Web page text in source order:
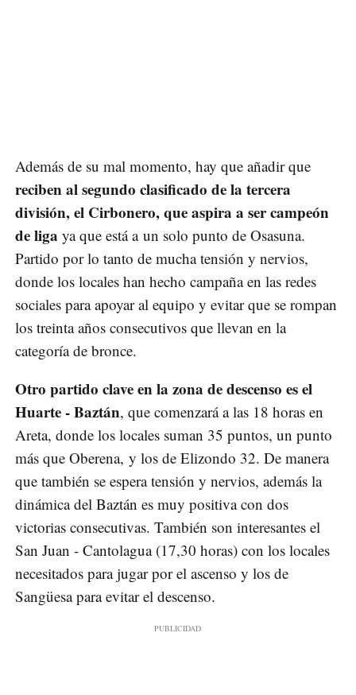
Además de su mal momento, hay que añadir que
reciben al segundo clasificado de la tercera
división, el Cirbonero, que aspira a ser campeón
de liga ya que está a un solo punto de Osasuna.
Partido por lo tanto de mucha tensión y nervios,
donde los locales han hecho campaña en las redes
sociales para apoyar al equipo y evitar que se rompan
los treinta años consecutivos que llevan en la
categoría de bronce.
Otro partido clave en la zona de descenso es el
Huarte - Baztán, que comenzará a las 18 horas en
Areta, donde los locales suman 35 puntos, un punto
más que Oberena, y los de Elizondo 32. De manera
que también se espera tensión y nervios, además la
dinámica del Baztán es muy positiva con dos
victorias consecutivas. También son interesantes el
San Juan - Cantolagua (17,30 horas) con los locales
necesitados para jugar por el ascenso y los de
Sangüesa para evitar el descenso.